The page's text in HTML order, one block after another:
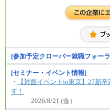
※経験、能力等
[参加予定クローバー就職フォー
[セミナー・イベント情報]
・
【対面イベントin東京】27新
す！
2026/8/21 (金）